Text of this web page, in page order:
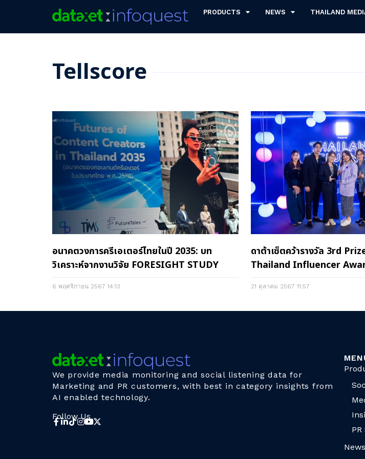
PRODUCTS NEWS THAILAND
Tellscore
อนาคตวงการครีเอเตอร์ไทยในปี 2035: บท
วิเคราะห์จากงานวิจัย FORESIGHT STUDY
6 พฤศจิกายน 2567 14:13
ดาต้าเซ็ตคว้ารางวัล 3rd
Thailand Influencer
21 ตุลาคม 2567 11:57
We provide media monitoring and social listening data for
Marketing and PR customers, with best in category insights from
AI enabled technology.
Follow Us
News